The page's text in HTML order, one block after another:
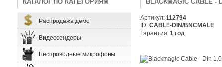
КАТАЛОГ ПО КАТЕГОРИЯМ
Распродажа демо
Видеосендеры
Беспроводные микрофоны
BLACKMAGIC CABLE
Артикул: 112794
ID: CABLE-DIN/BNCMALE
Гарантия: 1 год